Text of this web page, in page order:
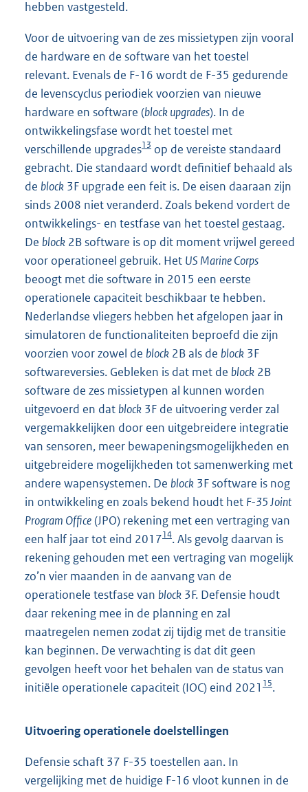
hebben vastgesteld.
Voor de uitvoering van de zes missietypen zijn vooral
de hardware en de software van het toestel
relevant. Evenals de F-16 wordt de F-35 gedurende
de levenscyclus periodiek voorzien van nieuwe
hardware en software (block upgrades). In de
ontwikkelingsfase wordt het toestel met
verschillende upgrades13 op de vereiste standaard
gebracht. Die standaard wordt definitief behaald als
de block 3F upgrade een feit is. De eisen daaraan zijn
sinds 2008 niet veranderd. Zoals bekend vordert de
ontwikkelings- en testfase van het toestel gestaag.
De block 2B software is op dit moment vrijwel gereed
voor operationeel gebruik. Het US Marine Corps
beoogt met die software in 2015 een eerste
operationele capaciteit beschikbaar te hebben.
Nederlandse vliegers hebben het afgelopen jaar in
simulatoren de functionaliteiten beproefd die zijn
voorzien voor zowel de block 2B als de block 3F
softwareversies. Gebleken is dat met de block 2B
software de zes missietypen al kunnen worden
uitgevoerd en datblock 3F de uitvoering verder zal
vergemakkelijken door een uitgebreidere integratie
van sensoren, meer bewapeningsmogelijkheden en
uitgebreidere mogelijkheden tot samenwerking met
andere wapensystemen. De block 3F software is nog
in ontwikkeling en zoals bekend houdt het F-35 Joint
Program Office(JPO) rekening met een vertraging van
een half jaar tot eind 201714. Als gevolg daarvan is
rekening gehouden met een vertraging van mogelijk
zo’n vier maanden in de aanvang van de
operationele testfase van block 3F. Defensie houdt
daar rekening mee in de planning en zal
maatregelen nemen zodat zij tijdig met de transitie
kan beginnen. De verwachting is dat dit geen
gevolgen heeft voor het behalen van de status van
initiële operationele capaciteit (IOC) eind 2021 15.
Uitvoering operationele doelstellingen
Defensie schaft 37 F-35 toestellen aan. In
vergelijking met de huidige F-16 vloot kunnen in de